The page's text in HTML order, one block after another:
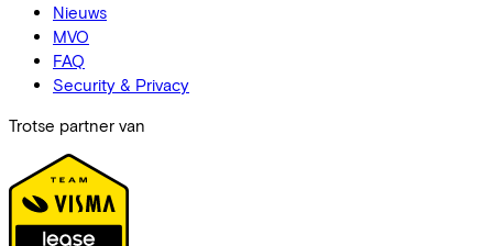
Nieuws
MVO
FAQ
Security & Privacy
Trotse partner van